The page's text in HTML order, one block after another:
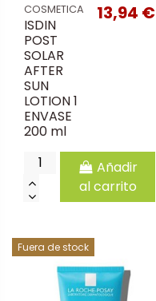
COSMETICA
ISDIN
POST
SOLAR
AFTER
SUN
LOTION 1
ENVASE
200 ml
13,94 €
Añadir
al carrito
Fuera de stock